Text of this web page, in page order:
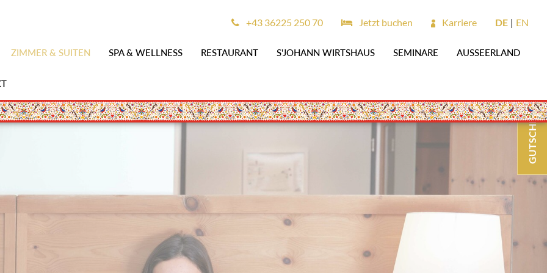
ZIMMER & SUITEN SPA & WELLNESS RESTAURANT S'JOHANN WIRTSHAUS SEMINARE AUSSEERLAND
+43 36225 250 70 Jetzt buchen Karriere DE EN
GUTSCHEINE